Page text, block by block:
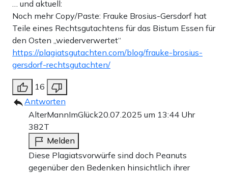
… und aktuell:
Noch mehr Copy/Paste: Frauke Brosius-Gersdorf hat
Teile eines Rechtsgutachtens für das Bistum Essen für
den Osten „wiederverwertet“
https://plagiatsgutachten.com/blog/frauke-brosius-
gersdorf-rechtsgutachten/
16
Antworten
AlterMannImGlück20.07.2025 um 13:44 Uhr
382T
Melden
Diese Plagiatsvorwürfe sind doch Peanuts
gegenüber den Bedenken hinsichtlich ihrer